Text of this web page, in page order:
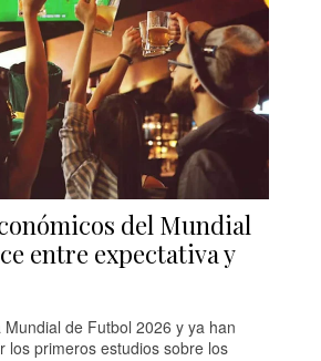
del Mundial
entre expectativa y
de Futbol 2026 y ya han
los primeros estudios sobre los